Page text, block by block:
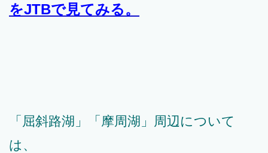
をJTBで見てみる。
「屈斜路湖」「摩周湖」周辺について
は、